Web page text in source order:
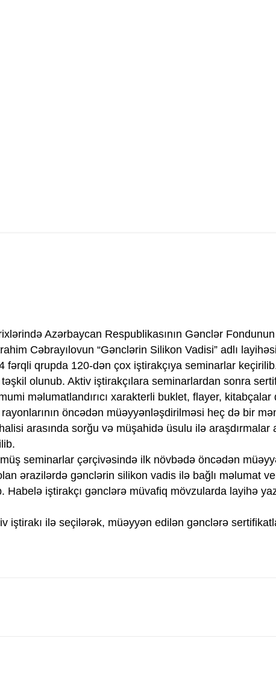
Azərbaycan Respublikasının Gənclər
Cəbrayılovun “Gənclərin Silikon Vadisi” adlı
fərqli qrupda 120-dən çox iştirakçıya seminarlar
olunub. Aktiv iştirakçılara seminarlardan sonra
məlumatlandırıcı xarakterli buklet, flayer, kitabçalar
öncədən müəyyənləşdirilməsi heç də bir
arasında sorğu və müşahidə üsulu ilə araşdırmalar
seminarlar çərçivəsində ilk növbədə öncədən
ərazilərdə gənclərin silikon vadis ilə bağlı məlumat
iştirakçı gənclərə müvafiq mövzularda layihə
iştirakı ilə seçilərək, müəyyən edilən gənclərə